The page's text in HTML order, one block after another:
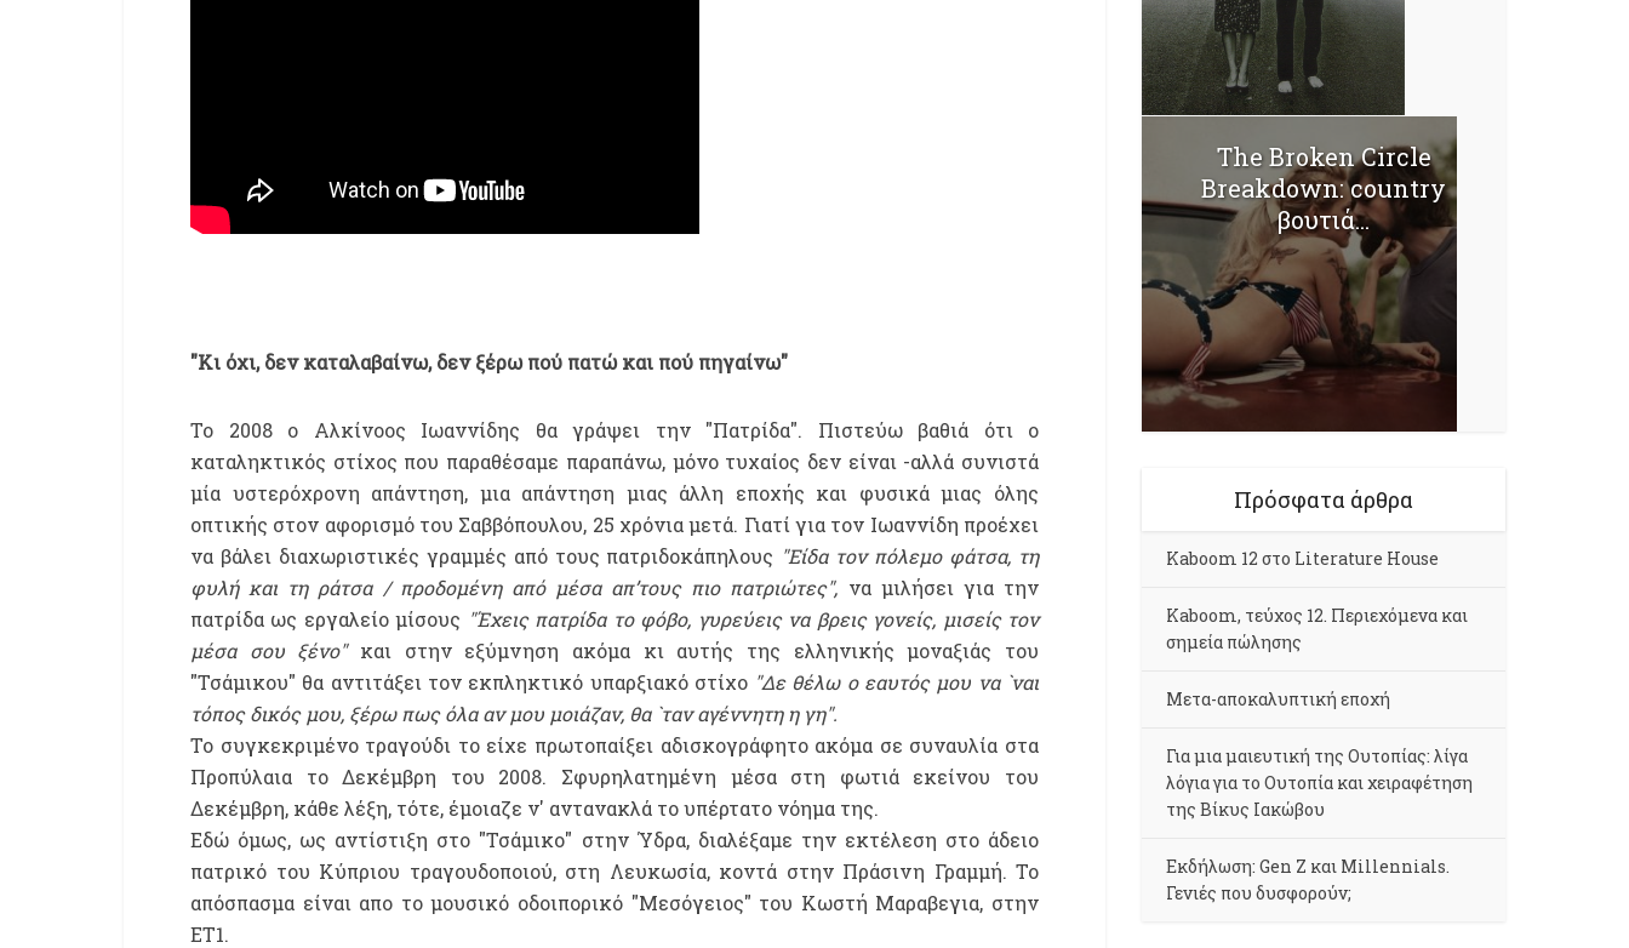
"Κι όχι, δεν καταλαβαίνω, δεν ξέρω πού πατώ και πού πηγαίνω"
Το 2008 ο Αλκίνοος Ιωαννίδης θα γράψει την "Πατρίδα". Πιστεύω βαθιά ότι ο
καταληκτικός στίχος που παραθέσαμε παραπάνω, μόνο τυχαίος δεν είναι -αλλά συνιστά
μία υστερόχρονη απάντηση, μια απάντηση μιας άλλη εποχής και φυσικά μιας όλης
οπτικής στον αφορισμό του Σαββόπουλου, 25 χρόνια μετά. Γιατί για τον Ιωαννίδη προέχει
να βάλει διαχωριστικές γραμμές από τους πατριδοκάπηλους "Είδα τον πόλεμο φάτσα, τη
φυλή και τη ράτσα / προδομένη από μέσα απ’τους πιο πατριώτες", να μιλήσει για την
πατρίδα ως εργαλείο μίσους "Έχεις πατρίδα το φόβο, γυρεύεις να βρεις γονείς, μισείς τον
μέσα σου ξένο"και στην εξύμνηση ακόμα κι αυτής της ελληνικής μοναξιάς του
"Τσάμικου" θα αντιτάξει τον εκπληκτικό υπαρξιακό στίχο "Δε θέλω ο εαυτός μου να `ναι
τόπος δικός μου, ξέρω πως όλα αν μου μοιάζαν, θα `ταν αγέννητη η γη".
Το συγκεκριμένο τραγούδι το είχε πρωτοπαίξει αδισκογράφητο ακόμα σε συναυλία στα
Προπύλαια το Δεκέμβρη του 2008. Σφυρηλατημένη μέσα στη φωτιά εκείνου του
Δεκέμβρη, κάθε λέξη, τότε, έμοιαζε ν' αντανακλά το υπέρτατο νόημα της.
Εδώ όμως, ως αντίστιξη στο "Τσάμικο" στην Ύδρα, διαλέξαμε την εκτέλεση στο άδειο
πατρικό του Κύπριου τραγουδοποιού, στη Λευκωσία, κοντά στην Πράσινη Γραμμή. Το
απόσπασμα είναι απο το μουσικό οδοιπορικό "Μεσόγειος" του Κωστή Μαραβεγια, στην
ΕΤ1.
The Broken Circle
Breakdown: country
βουτιά...
Πρόσφατα άρθρα
Kaboom 12 στο Literature House
Kaboom, τεύχος 12. Περιεχόμενα και
σημεία πώλησης
Μετα-αποκαλυπτική εποχή
Για μια μαιευτική της Ουτοπίας: λίγα
λόγια για το Ουτοπία και χειραφέτηση
της Βίκυς Ιακώβου
Εκδήλωση: Gen Z και Millennials.
Γενιές που δυσφορούν;